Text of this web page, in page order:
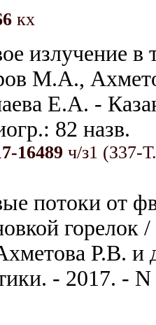
кх
излучение в
М.А.,
Е.А. -
82 назв.
16489 ч/з1 (З37-
потоки от
горелок
Р.В. и
- 2017. -